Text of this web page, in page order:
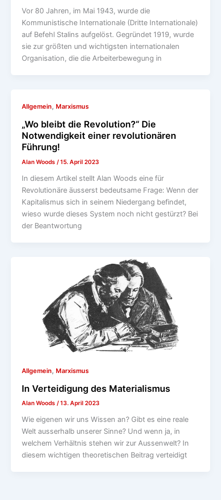
Vor 80 Jahren, im Mai 1943, wurde die
Kommunistische Internationale (Dritte Internationale)
auf Befehl Stalins aufgelöst. Gegründet 1919, wurde
sie zur größten und wichtigsten internationalen
Organisation, die die Arbeiterbewegung in
Allgemein, Marxismus
„Wo bleibt die Revolution?“ Die
Notwendigkeit einer revolutionären
Führung!
Alan Woods /15. April 2023
In diesem Artikel stellt Alan Woods eine für
Revolutionäre äusserst bedeutsame Frage: Wenn der
Kapitalismus sich in seinem Niedergang befindet,
wieso wurde dieses System noch nicht gestürzt? Bei
der Beantwortung
Allgemein, Marxismus
In Verteidigung des Materialismus
Alan Woods/13. April 2023
Wie eigenen wir uns Wissen an? Gibt es eine reale
Welt ausserhalb unserer Sinne? Und wenn ja, in
welchem Verhältnis stehen wir zur Aussenwelt? In
diesem wichtigen theoretischen Beitrag verteidigt